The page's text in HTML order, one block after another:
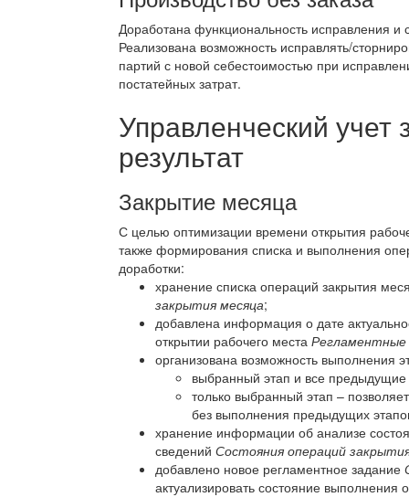
Доработана функциональность исправления и
Реализована возможность исправлять/
партий с новой себестоимостью при
постатейных затрат.
Управленческий
результат
Закрытие месяца
С целью оптимизации времени открытия
также формирования списка и выполнения
доработки:
хранение списка операций закрытия
закрытия месяца;
добавлена информация о дате
открытии рабочего места Регламентные
организована возможность выполнения
выбранный этап и все предыдущие
только выбранный этап –
без выполнения предыдущих
хранение информации об анализе
сведений Состояния операций
добавлено новое регламентное задание
актуализировать состояние